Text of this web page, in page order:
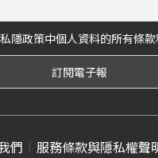
隱政策中個人資料的所有條款
們 服務條款與隱私權聲